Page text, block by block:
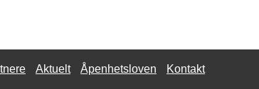
Aktuelt Åpenhetsloven Kontakt